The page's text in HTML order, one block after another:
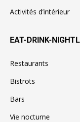
Activités d’intérieur
EAT-DRINK-
Restaurants
Bistrots
Bars
Vie nocturne